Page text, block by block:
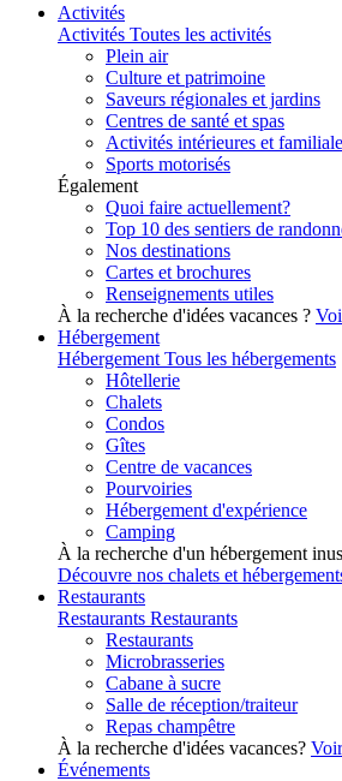
Activités
Activités Toutes les activités
Plein air
Culture et patrimoine
Saveurs régionales et jardins
Centres de santé et spas
Activités intérieures et
Sports motorisés
Également
Quoi faire actuellement?
Top 10 des sentiers de
Nos destinations
Cartes et brochures
Renseignements utiles
À la recherche d'idées vacances ?
Hébergement
Hébergement Tous les hébergements
Hôtellerie
Chalets
Condos
Gîtes
Centre de vacances
Pourvoiries
Hébergement d'expérience
Camping
À la recherche d'un hébergement
Découvre nos chalets et
Restaurants
Restaurants Restaurants
Restaurants
Microbrasseries
Cabane à sucre
Salle de réception/traiteur
Repas champêtre
À la recherche d'idées vacances?
Événements